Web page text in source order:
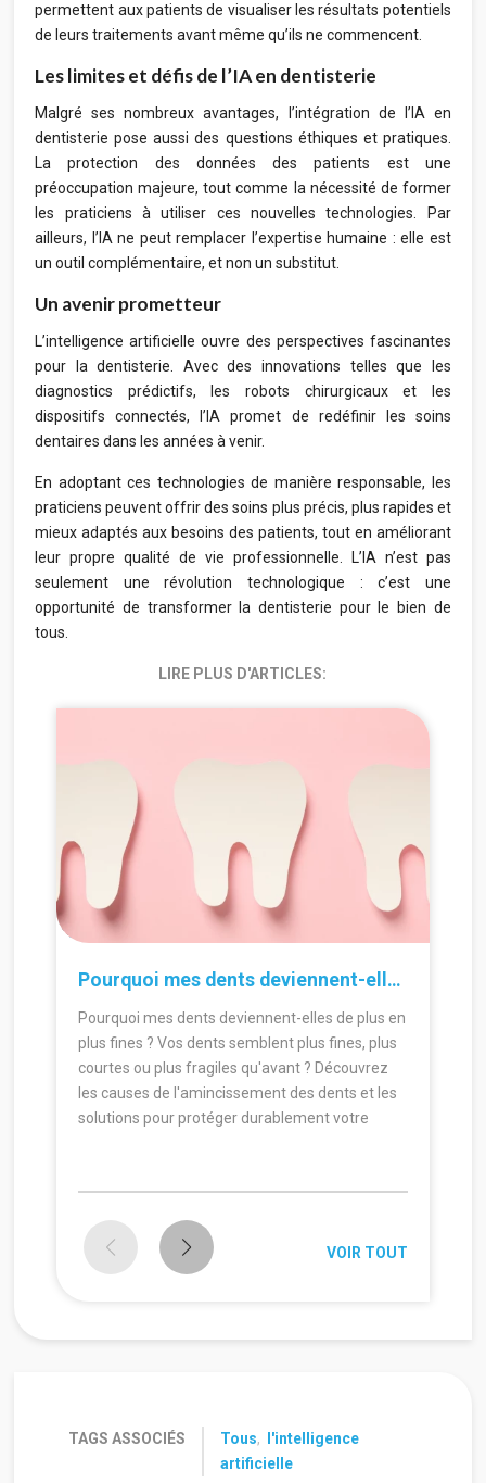
permettent aux patients de visualiser les résultats potentiels
de leurs traitements avant même qu’ils ne commencent.
Les limites et défis de l’IA en dentisterie
Malgré ses nombreux avantages, l’intégration de l’IA en
dentisterie pose aussi des questions éthiques et pratiques.
La protection des données des patients est une
préoccupation majeure, tout comme la nécessité de former
les praticiens à utiliser ces nouvelles technologies. Par
ailleurs, l’IA ne peut remplacer l’expertise humaine : elle est
un outil complémentaire, et non un substitut.
Un avenir prometteur
L’intelligence artificielle ouvre des perspectives fascinantes
pour la dentisterie. Avec des innovations telles que les
diagnostics prédictifs, les robots chirurgicaux et les
dispositifs connectés, l’IA promet de redéfinir les soins
dentaires dans les années à venir.
En adoptant ces technologies de manière responsable, les
praticiens peuvent offrir des soins plus précis, plus rapides et
mieux adaptés aux besoins des patients, tout en améliorant
leur propre qualité de vie professionnelle. L’IA n’est pas
seulement une révolution technologique : c’est une
opportunité de transformer la dentisterie pour le bien de
tous.
LIRE PLUS D'ARTICLES:
30.06.2026
Pourquoi mes dents deviennent-elles de plus en plus fines ?
Pourquoi mes dents deviennent-elles de plus en
plus fines ? Vos dents semblent plus fines, plus
courtes ou plus fragiles qu'avant ? Découvrez
les causes de l'amincissement des dents et les
solutions pour protéger durablement votre
VOIR TOUT
TAGS ASSOCIÉS Tous,
l'intelligence
artificielle